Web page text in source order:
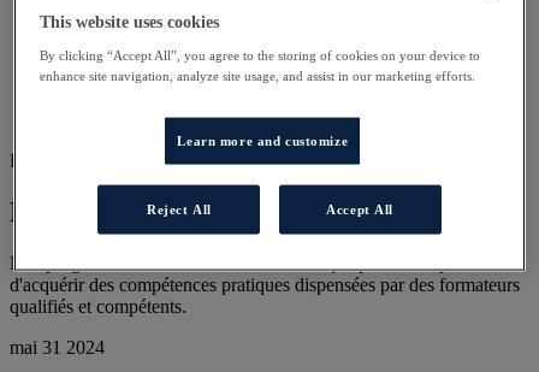
Hôtels
Planning
Contactez-nous
Autres sites
Professionnel
FOR ATS
Formation ATS PAC Groupe 1
Nos programmes de formation ont été conçus pour vous permettre
d'acquérir des compétences pratiques dispensées par des formateurs
qualifiés et compétents.
mai 31 2024
This website uses cookies
By clicking “Accept All”, you agree to the storing of cookies on your device to
enhance site navigation, analyze site usage, and assist in our marketing efforts.
Learn more and customize
Reject All Accept All